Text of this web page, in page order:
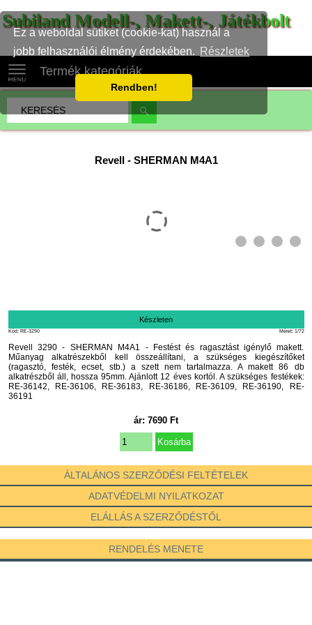
Ez a weboldal sütiket (cookie-kat) használ a
jobb felhasználói élmény érdekében.
Részletek
Rendben!
Subiland Modell-, Makett-, Játékbolt
Termék kategóriák
Revell - SHERMAN M4A1
Készleten
Méret: 1/72
Kód: RE-3290
Revell 3290 - SHERMAN M4A1 - Festést és ragasztást igénylő makett.
Műanyag alkatrészekből kell összeállítani, a szükséges kiegészítőket
(ragasztó, festék, ecset, stb.) a szett nem tartalmazza. A makett 86 db
alkatrészből áll, hossza 95mm. Ajánlott 12 éves kortól. A szükséges festékek:
RE-36142, RE-36106, RE-36183, RE-36186, RE-36109, RE-36190, RE-
36191
ár: 7690 Ft
ÁLTALÁNOS SZERZŐDÉSI FELTÉTELEK
ADATVÉDELMI NYILATKOZAT
ELÁLLÁS A SZERZŐDÉSTŐL
RENDELÉS MENETE